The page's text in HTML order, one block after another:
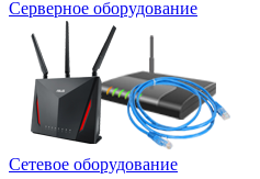
Серверное оборудование
Сетевое оборудование